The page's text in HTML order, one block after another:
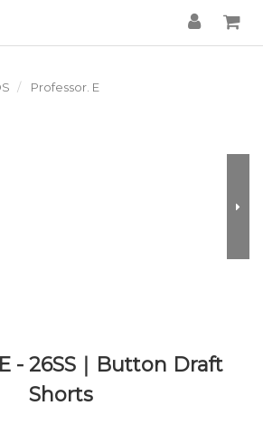
Professor. E
- 26SS｜Button Draft
Shorts